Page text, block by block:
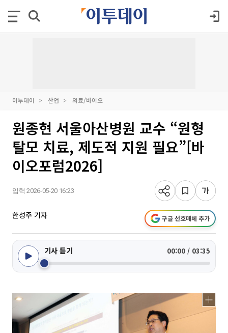
이투데이 산업 의료/바이오
원종현 서울아산병원 교수 “원형
탈모 치료, 제도적 지원 필요”[바
이오포럼2026]
입력 2026-05-20 16:23
한성주 기자 구글 선호매체 추가
기사 듣기 00:00 / 03:35